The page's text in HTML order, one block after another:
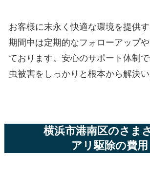
お客様に末永く快適な環境を提供
期間中は定期的なフォローアップ
ております。安心のサポート体制
虫被害をしっかりと根本から解決い
横浜市港南区のさま
アリ駆除の費用